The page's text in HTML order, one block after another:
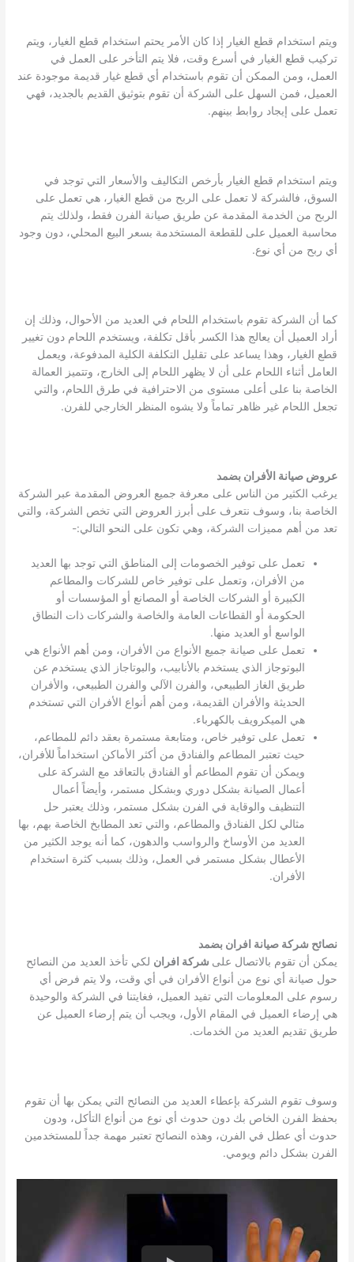
ويتم استخدام قطع الغيار إذا كان الأمر يحتم استخدام قطع الغيار، ويتم
تركيب قطع الغيار في أسرع وقت، فلا يتم التأخر على العمل في
العمل، ومن الممكن أن تقوم باستخدام أي قطع غيار قديمة موجودة عند
العميل، فمن السهل على الشركة أن تقوم بتوثيق القديم بالجديد، فهي
تعمل على إيجاد روابط بينهم.
ويتم استخدام قطع الغيار بأرخص التكاليف والأسعار التي توجد في
السوق، فالشركة لا تعمل على الربح من قطع الغيار، هي تعمل على
الربح من الخدمة المقدمة عن طريق صيانة الفرن فقط، ولذلك يتم
محاسبة العميل على للقطعة المستخدمة بسعر البيع المحلي، دون وجود
أي ربح من أي نوع.
كما أن الشركة تقوم باستخدام اللحام في العديد من الأحوال، وذلك إن
أراد العميل أن يعالج هذا الكسر بأقل تكلفة، ويستخدم اللحام دون تغيير
قطع الغيار، وهذا يساعد على تقليل التكلفة الكلية المدفوعة، ويعمل
العامل أثناء اللحام على أن لا يظهر اللحام إلى الخارج، وتتميز العمالة
الخاصة بنا على أعلى مستوى من الاحترافية في طرق اللحام، والتي
تجعل اللحام غير ظاهر تماماً ولا يشوه المنظر الخارجي للفرن.
عروض صيانة الأفران بضمد
يرغب الكثير من الناس على معرفة جميع العروض المقدمة عبر الشركة
الخاصة بنا، وسوف نتعرف على أبرز العروض التي تخص الشركة، والتي
تعد من أهم مميزات الشركة، وهي تكون على النحو التالي:-
تعمل على توفير الخصومات إلى المناطق التي توجد بها العديد
من الأفران، وتعمل على توفير خاص للشركات والمطاعم
الكبيرة أو الشركات الخاصة أو المصانع أو المؤسسات أو
الحكومة أو القطاعات العامة والخاصة والشركات ذات النطاق
الواسع أو العديد منها.
تعمل على صيانة جميع الأنواع من الأفران، ومن أهم الأنواع هي
البوتوجاز الذي يستخدم بالأنابيب، والبوتاجاز الذي يستخدم عن
طريق الغاز الطبيعي، والفرن الآلي والفرن الطبيعي، والأفران
الحديثة والأفران القديمة، ومن أهم أنواع الأفران التي تستخدم
هي الميكرويف بالكهرباء.
تعمل على توفير خاص، ومتابعة مستمرة بعقد دائم للمطاعم،
حيث تعتبر المطاعم والفنادق من أكثر الأماكن استخداماً للأفران،
ويمكن أن تقوم المطاعم أو الفنادق بالتعاقد مع الشركة على
أعمال الصيانة بشكل دوري وبشكل مستمر، وأيضاً أعمال
التنظيف والوقاية في الفرن بشكل مستمر، وذلك يعتبر حل
مثالي لكل الفنادق والمطاعم، والتي تعد المطابخ الخاصة بهم، بها
العديد من الأوساخ والرواسب والدهون، كما أنه يوجد الكثير من
الأعطال بشكل مستمر في العمل، وذلك بسبب كثرة استخدام
الأفران.
نصائح شركة صيانة افران بضمد
يمكن أن تقوم بالاتصال على شركة افران لكي تأخذ العديد من النصائح
حول صيانة أي نوع من أنواع الأفران في أي وقت، ولا يتم فرض أي
رسوم على المعلومات التي تفيد العميل، فغايتنا في الشركة والوحيدة
هي إرضاء العميل في المقام الأول، ويجب أن يتم إرضاء العميل عن
طريق تقديم العديد من الخدمات.
وسوف تقوم الشركة بإعطاء العديد من النصائح التي يمكن بها أن تقوم
بحفظ الفرن الخاص بك دون حدوث أي نوع من أنواع التأكل، ودون
حدوث أي عطل في الفرن، وهذه النصائح تعتبر مهمة جداً للمستخدمين
الفرن بشكل دائم ويومي.